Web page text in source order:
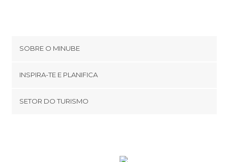
SOBRE O MINUBE
Términos e Condições
INSPIRA-TE E PLANIFICA
SETOR DO TURISMO